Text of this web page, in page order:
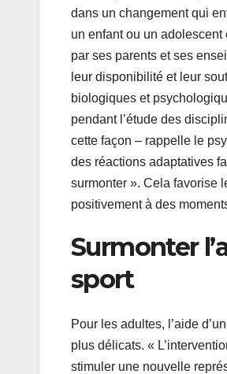
dans un changement qui
un enfant ou un
par ses parents et ses
leur disponibilité et leur
biologiques et
pendant l’étude des
cette façon – rappelle le
des réactions adaptatives
surmonter ». Cela favorise
positivement à des
Surmonter
sport
Pour les adultes, l’aide
plus délicats. «
stimuler une nouvelle